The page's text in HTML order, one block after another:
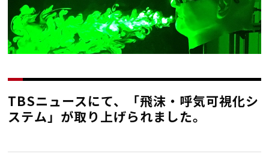
TBSニュースにて、「飛沫・呼気可視化シ
ステム」が取り上げられました。